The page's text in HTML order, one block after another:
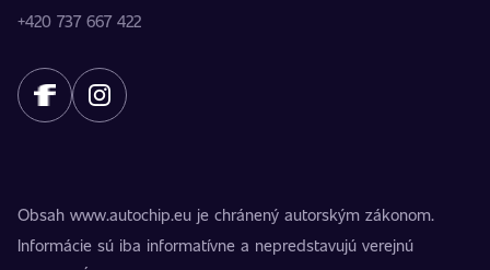
+420 737 667 422
Obsah www.autochip.eu je chránený autorským zákonom.
Informácie sú iba informatívne a nepredstavujú verejnú